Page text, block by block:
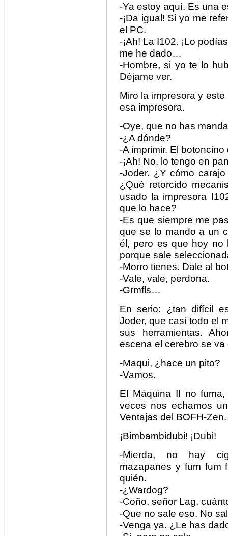
-Ya estoy aquí. Es
-¡Da igual! Si yo me
el PC.
-¡Ah! La I102. ¡Lo
me he dado…
-Hombre, si yo te lo
Déjame ver.
Miro la impresora y
esa impresora.
-Oye, que no has
-¿A dónde?
-A imprimir. El
-¡Ah! No, lo tengo en
-Joder. ¿Y cómo
¿Qué retorcido
usado la impresora
que lo hace?
-Es que siempre me
que se lo mando a un
él, pero es que hoy no
porque sale
-Morro tienes. Dale al
-Vale, vale, perdona.
-Grmfls…
En serio: ¿tan difícil
Joder, que casi todo el
sus herramientas.
escena el cerebro se
-Maqui, ¿hace un pito?
-Vamos.
El Máquina II no
veces nos echamos
Ventajas del BOFH-Zen.
¡Bimbambidubi! ¡Dubi!
-Mierda, no hay
mazapanes y fum fum
quién.
-¿Wardog?
-Coño, señor Lag,
-Que no sale eso. No
-Venga ya. ¿Le has